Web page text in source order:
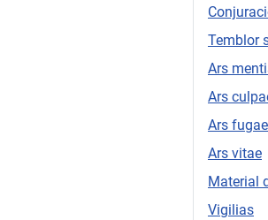
Temblor
Ars
Ars
Ars fugae
Ars vitae
Material
Vigilias